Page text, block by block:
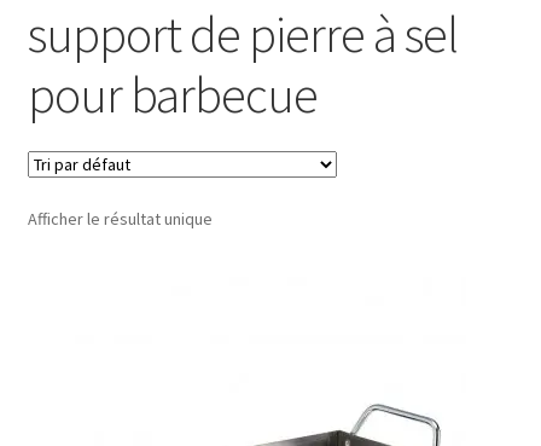
support de pierre à sel
pour barbecue
Afficher le résultat unique